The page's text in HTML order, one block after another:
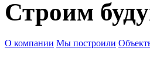
Строим
О компании Мы построили